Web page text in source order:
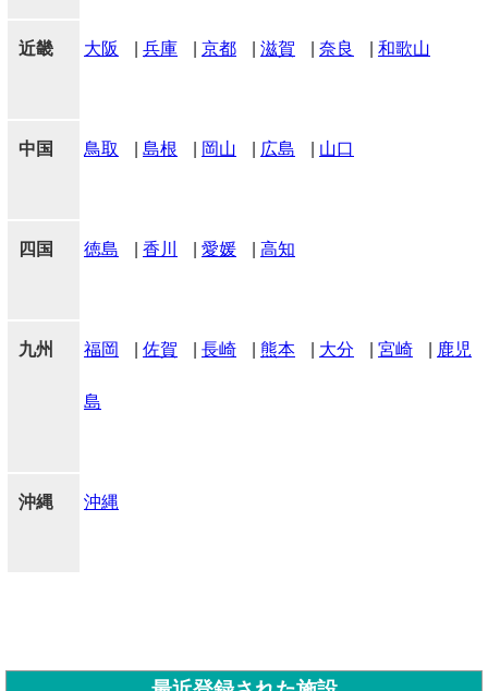
近畿 大阪 兵庫 京都 滋賀 奈良 和歌山
中国 鳥取 島根 岡山 広島 山口
四国 徳島 香川 愛媛 高知
九州 福岡 佐賀 長崎 熊本 大分 宮崎 鹿児
島
沖縄 沖縄